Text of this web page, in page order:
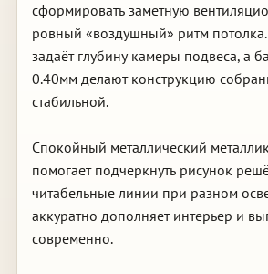
сформировать заметную
ровный «воздушный» ритм
задаёт глубину камеры подвеса, а
0.40мм делают конструкцию
стабильной.
Спокойный металлический
помогает подчеркнуть рисунок
читабельные линии при разном
аккуратно дополняет интерьер и
современно.